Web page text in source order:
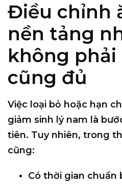
Điều chỉnh
nền tảng
không phải
cũng đủ
Việc loại bỏ hoặc hạn
giảm sinh lý nam là
tiên. Tuy nhiên, trong
cũng:
Có thời gian chuẩn